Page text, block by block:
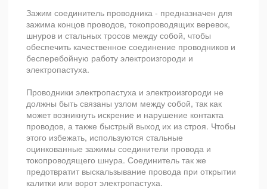
Зажим соединитель проводника - предназначен для
зажима концов проводов, токопроводящих веревок,
шнуров и стальных тросов между собой, чтобы
обеспечить качественное соединение проводников и
бесперебойную работу электроизгороди и
электропастуха.
Проводники электропастуха и электроизгороди не
должны быть связаны узлом между собой, так как
может возникнуть искрение и нарушение контакта
проводов, а также быстрый выход их из строя. Чтобы
этого избежать, используются стальные
оцинкованные зажимы соединители провода и
токопроводящего шнура. Соединитель так же
предотвратит выскальзывание провода при открытии
калитки или ворот электропастуха.